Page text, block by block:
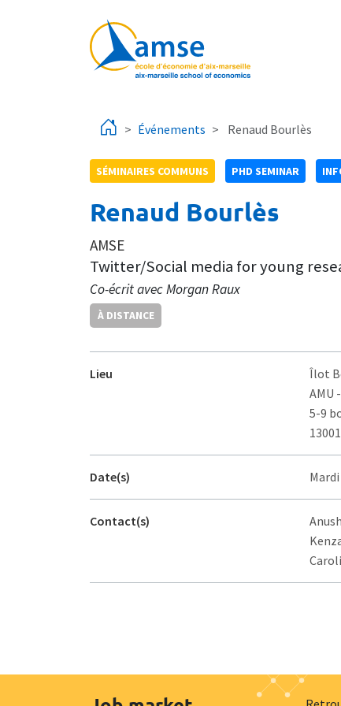
Événements Renaud Bourlès
SÉMINAIRES COMMUNS PHD SEMINAR
Renaud Bourlès
AMSE
Twitter/Social media for young
Co-écrit avec Morgan Raux
À DISTANCE
Lieu Îlot
AMU
5-9
Date(s)
Contact(s)